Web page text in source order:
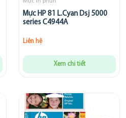
Mực HP 81 L.Cyan Dsj 5000
series C4944A
Liên hệ
Xem chi tiết